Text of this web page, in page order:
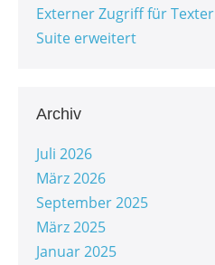
Externer Zugriff für
Suite erweitert
Archiv
Juli 2026
März 2026
September 2025
März 2025
Januar 2025